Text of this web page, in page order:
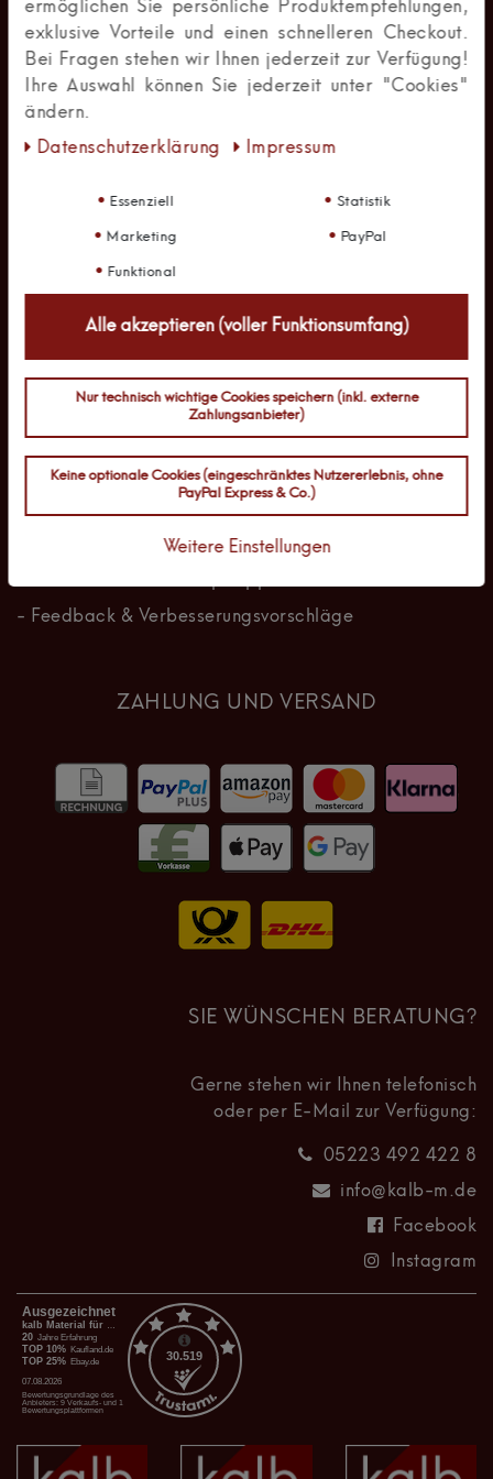
RECHTLICHE INFORMATIONEN
Widerrufsrecht
Impressum
Vertrag widerrufen
IHR STARKER PARTNER
- Exklusive Vorteile für Geschäftskunden
- Influencer Marketing
- Feedback & Verbesserungsvorschläge
ZAHLUNG UND VERSAND
SIE WÜNSCHEN BERATUNG?
Gerne stehen wir Ihnen telefonisch
oder per E-Mail zur Verfügung:
05223 492 422 8
info@kalb-m.de
Facebook
Instagram
ermöglichen Sie persönliche Produktempfehlungen,
exklusive Vorteile und einen schnelleren Checkout.
Bei Fragen stehen wir Ihnen jederzeit zur Verfügung!
Ihre Auswahl können Sie jederzeit unter "Cookies"
ändern.
Daten­schutz­erklärung
Impressum
Essenziell Statistik
Marketing PayPal
Funktional
Alle akzeptieren (voller Funktionsumfang)
Nur technisch wichtige Cookies speichern (inkl. externe
Zahlungsanbieter)
Keine optionale Cookies (eingeschränktes Nutzererlebnis, ohne
PayPal Express & Co.)
Weitere Einstellungen